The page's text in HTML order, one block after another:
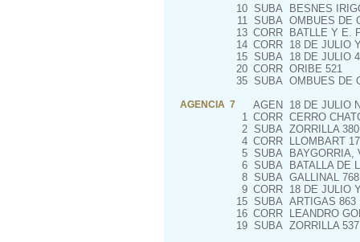
10 SUBA BESNES
11 SUBA OMBUES DE
13 CORR BATLLE Y E.
14 CORR 18 DE JULIO
15 SUBA 18 DE JULIO
20 CORR ORIBE 521
35 SUBA OMBUES DE
AGENCIA 7 AGEN 18 DE JULIO
1 CORR CERRO
2 SUBA ZORRILLA 380
4 CORR LLOMBART
5 SUBA BAYGORRIA,
6 SUBA BATALLA DE
8 SUBA GALLINAL
9 CORR 18 DE JULIO
15 SUBA ARTIGAS 863
16 CORR LEANDRO
19 SUBA ZORRILLA 537